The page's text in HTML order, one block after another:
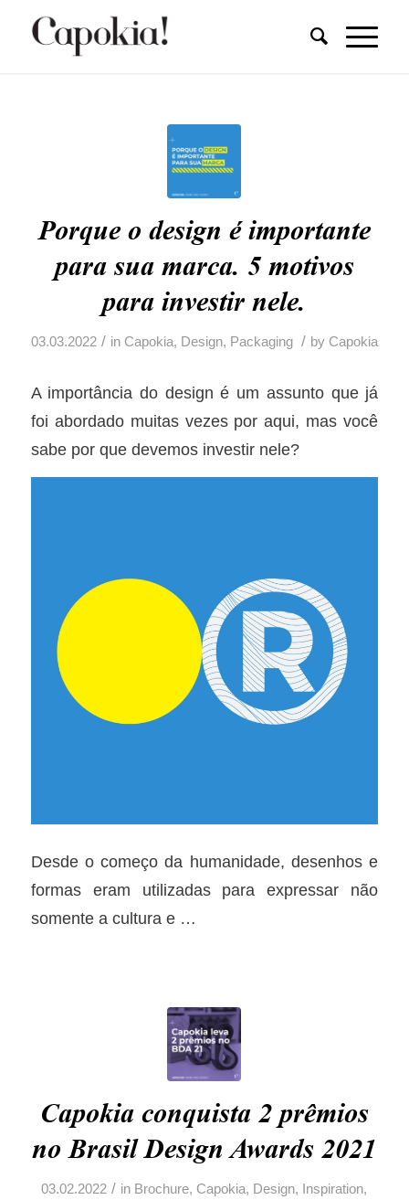
Porque o design é importante
para sua marca. 5 motivos
para investir nele.
03.03.2022 / in Capokia, Design, Packaging / by Capokia
A importância do design é um assunto que já
foi abordado muitas vezes por aqui, mas você
sabe por que devemos investir nele?
Desde o começo da humanidade, desenhos e
formas eram utilizadas para expressar não
somente a cultura e …
Capokia conquista 2 prêmios
no Brasil Design Awards 2021
03.02.2022 / in Brochure, Capokia, Design, Inspiration,